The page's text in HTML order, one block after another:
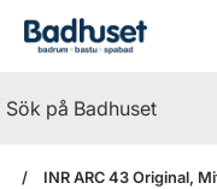
INR ARC 43 Original,